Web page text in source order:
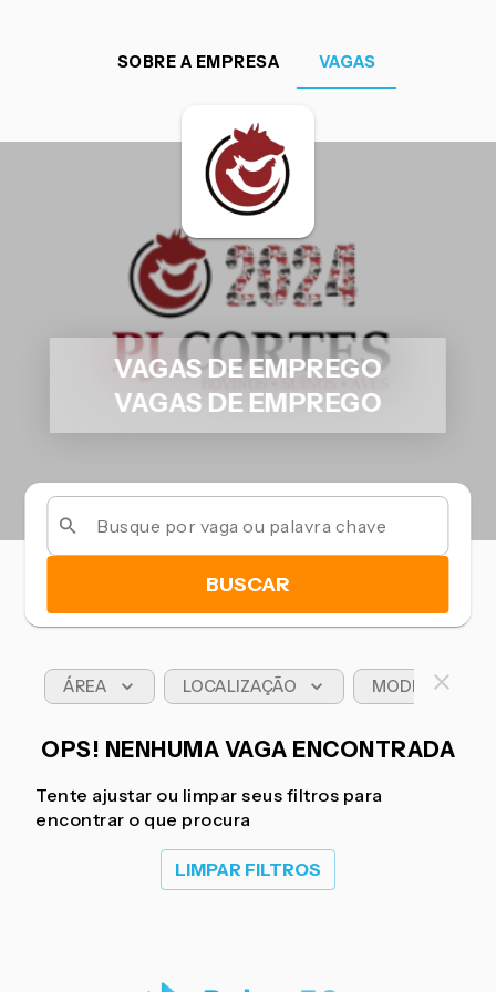
SOBRE A EMPRESA VAGAS
VAGAS DE EMPREGO
VAGAS DE EMPREGO
BUSCAR
ÁREA LOCALIZAÇÃO MODELO DE
OPS! NENHUMA VAGA ENCONTRADA
Tente ajustar ou limpar seus filtros para
encontrar o que procura
LIMPAR FILTROS